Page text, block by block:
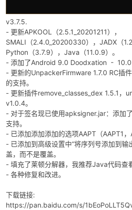
解
v3.7.5.
- 更新APKOOL（2.5.1_20201211），
SMALI（2.4.0_20200330），JADX（
Python（3.7.9），Java（11.0.9）。
- 添加了Android 9.0 Doodxation - 10.0
- 更新的UnpackerFirmware 1.7.0 RC插
的支持。
- 更新插件remove_classes_dex 1.5.1，
v1.0.4。
- 对于签名现已使用apksigner.jar：添加
支持。
- 已添加添加添加的选项AAPT（AAPT1，
- 已添加到高级设置中“将序列号添加到输
盖，而不是覆盖。
- 填充了莱顿分解器，我推荐Java代码查
- 各种修复和改进。
下载链接:
https://pan.baidu.com/s/